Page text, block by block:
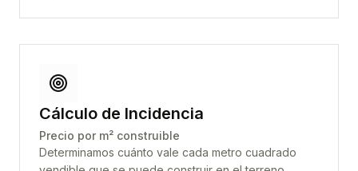
Cálculo de Incidencia
Precio por m² construible
Determinamos cuánto vale cada metro cuadrado